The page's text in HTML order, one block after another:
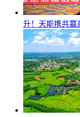
升！天能携共赢